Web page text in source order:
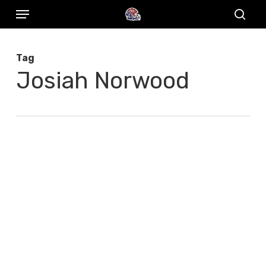
Skip
content
Menu
Tag
Josiah Norwood